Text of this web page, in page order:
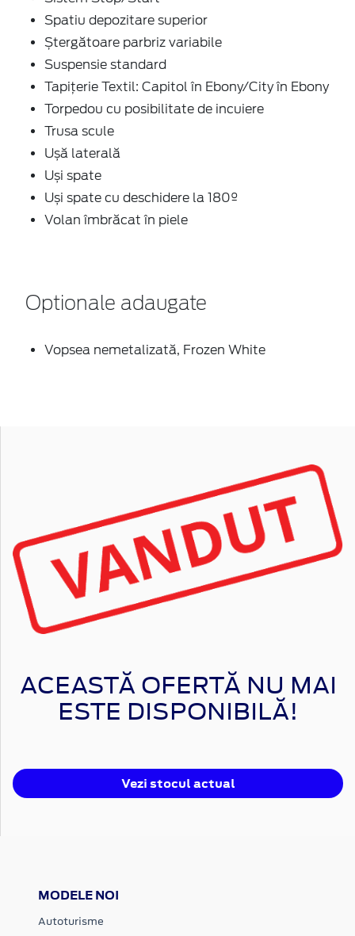
Spatiu depozitare superior
Ștergătoare parbriz variabile
Suspensie standard
Tapițerie Textil: Capitol în Ebony/City în Ebony
Torpedou cu posibilitate de incuiere
Trusa scule
Ușă laterală
Uși spate
Uși spate cu deschidere la 180º
Volan îmbrăcat în piele
Optionale adaugate
Vopsea nemetalizată, Frozen White
ACEASTĂ OFERTĂ NU MAI
ESTE DISPONIBILĂ!
Vezi stocul actual
MODELE NOI
Autoturisme